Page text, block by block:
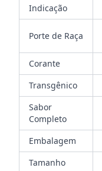
Indicação
Porte de Raça
Corante
Transgênico
Sabor
Completo
Embalagem
Tamanho